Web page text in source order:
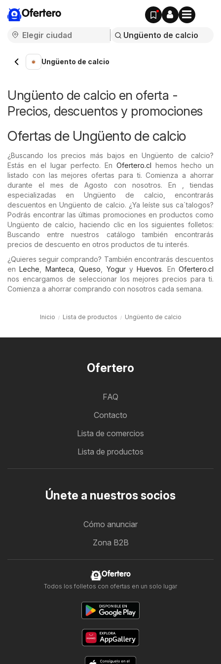
Ofertero
Ungüento de calcio
Ungüento de calcio en oferta -
Precios, descuentos y promociones
Ofertas de Ungüento de calcio
¿Buscando los precios más bajos en Ungüento de calcio?
Estás en el lugar perfecto. En Ofertero.cl hemos hecho un
listado con las mejores ofertas para ti. Comienza a ahorrar
durante el mes de Agosto con nosotros. En , tiendas
especializadas en Ungüento de calcio, encontrarás
descuentos en Ungüento de calcio. ¿Ya leíste sus ca´talogos?
Podrás encontrar las últimas promociones en productos como
Ungüento de calcio, haciendo clic en los siguientes folletos:
Buscando entre nuestros catálogo también encontrarás
precios de descuento en otros productos de tu interés.
¿Quieres seguir comprando? También encontrarás descuentos
enLeche Manteca ,Queso YoguryHuevos. En Ofertero.cl
nos encargamos de seleccionar los mejores precios para ti.
Comienza a ahorrar comprando con nosotros cada semana.
Inicio Lista de productos Ungüento de calcio
Ofertero
FAQ
Contacto
Lista de comercios
Lista de productos
Únete a nuestros socios
Cómo anunciar
Zona B2B
Ofertero
Todos los folletos con ofertas en un solo lugar